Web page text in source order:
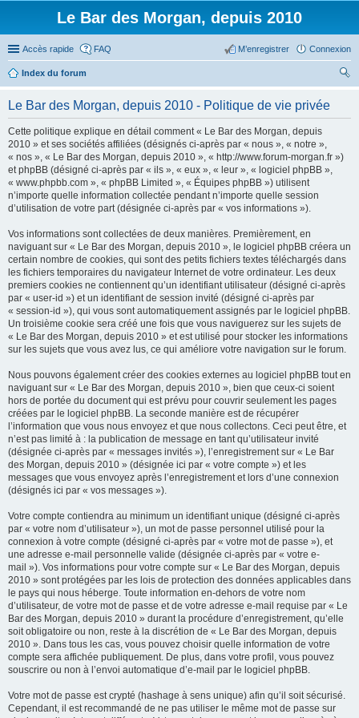
Le Bar des Morgan, depuis 2010
Accès rapide FAQ Connexion
M’enregistrer
Index du forum
Le Bar des Morgan, depuis 2010 - Politique de vie privée
Cette politique explique en détail comment « Le Bar des Morgan, depuis
2010 » et ses sociétés affiliées (désignés ci-après par « nous », « notre »,
« nos », « Le Bar des Morgan, depuis 2010 », « http://www.forum-morgan.fr »)
et phpBB (désigné ci-après par « ils », « eux », « leur », « logiciel phpBB »,
« www.phpbb.com », « phpBB Limited », « Équipes phpBB ») utilisent
n’importe quelle information collectée pendant n’importe quelle session
d’utilisation de votre part (désignée ci-après par « vos informations »).
Vos informations sont collectées de deux manières. Premièrement, en
naviguant sur « Le Bar des Morgan, depuis 2010 », le logiciel phpBB créera un
certain nombre de cookies, qui sont des petits fichiers textes téléchargés dans
les fichiers temporaires du navigateur Internet de votre ordinateur. Les deux
premiers cookies ne contiennent qu’un identifiant utilisateur (désigné ci-après
par « user-id ») et un identifiant de session invité (désigné ci-après par
« session-id »), qui vous sont automatiquement assignés par le logiciel phpBB.
Un troisième cookie sera créé une fois que vous naviguerez sur les sujets de
« Le Bar des Morgan, depuis 2010 » et est utilisé pour stocker les informations
sur les sujets que vous avez lus, ce qui améliore votre navigation sur le forum.
Nous pouvons également créer des cookies externes au logiciel phpBB tout en
naviguant sur « Le Bar des Morgan, depuis 2010 », bien que ceux-ci soient
hors de portée du document qui est prévu pour couvrir seulement les pages
créées par le logiciel phpBB. La seconde manière est de récupérer
l’information que vous nous envoyez et que nous collectons. Ceci peut être, et
n’est pas limité à : la publication de message en tant qu’utilisateur invité
(désignée ci-après par « messages invités »), l’enregistrement sur « Le Bar
des Morgan, depuis 2010 » (désignée ici par « votre compte ») et les
messages que vous envoyez après l’enregistrement et lors d’une connexion
(désignés ici par « vos messages »).
Votre compte contiendra au minimum un identifiant unique (désigné ci-après
par « votre nom d’utilisateur »), un mot de passe personnel utilisé pour la
connexion à votre compte (désigné ci-après par « votre mot de passe »), et
une adresse e-mail personnelle valide (désignée ci-après par « votre e-
mail »). Vos informations pour votre compte sur « Le Bar des Morgan, depuis
2010 » sont protégées par les lois de protection des données applicables dans
le pays qui nous héberge. Toute information en-dehors de votre nom
d’utilisateur, de votre mot de passe et de votre adresse e-mail requise par « Le
Bar des Morgan, depuis 2010 » durant la procédure d’enregistrement, qu’elle
soit obligatoire ou non, reste à la discrétion de « Le Bar des Morgan, depuis
2010 ». Dans tous les cas, vous pouvez choisir quelle information de votre
compte sera affichée publiquement. De plus, dans votre profil, vous pouvez
souscrire ou non à l’envoi automatique d’e-mail par le logiciel phpBB.
Votre mot de passe est crypté (hashage à sens unique) afin qu’il soit sécurisé.
Cependant, il est recommandé de ne pas utiliser le même mot de passe sur